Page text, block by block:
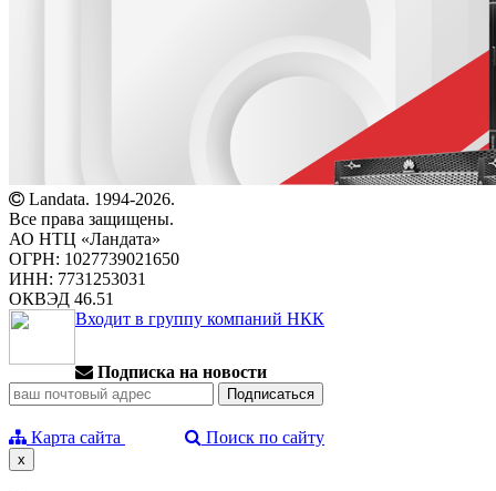
Landata. 1994-2026.
Все права защищены.
АО НТЦ «Ландата»
ОГРН: 1027739021650
ИНН: 7731253031
ОКВЭД 46.51
Входит в группу компаний НКК
Подписка на новости
Карта сайта Поиск по сайту
x